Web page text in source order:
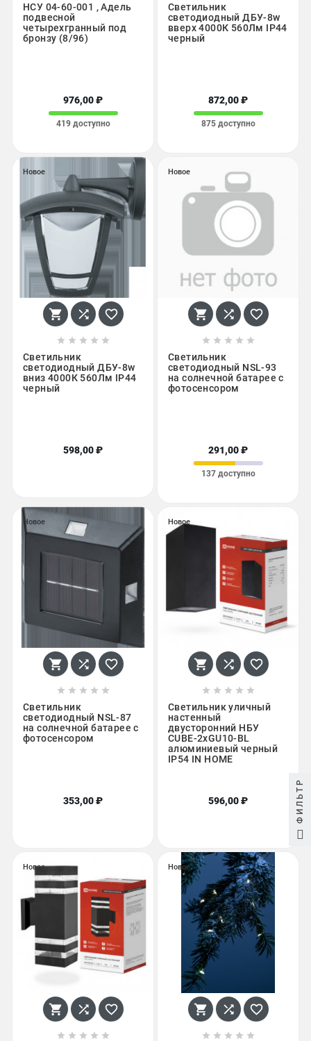
НСУ 04-60-001 , Адель
подвесной
четырехгранный под
бронзу (8/96)
976,00 ₽
419 доступно
Светильник
светодиодный ДБУ-8w
вверх 4000К 560Лм IP44
черный
872,00 ₽
875 доступно
Новое
  
    
Светильник
светодиодный ДБУ-8w
вниз 4000К 560Лм IP44
черный
598,00 ₽
Новое
  
    
Светильник
светодиодный NSL-93
на солнечной батарее с
фотосенсором
291,00 ₽
137 доступно
Новое
  
    
Светильник
светодиодный NSL-87
на солнечной батарее с
фотосенсором
353,00 ₽
Новое
  
    
Светильник уличный
настенный
двусторонний НБУ
CUBE-2хGU10-BL
алюминиевый черный
IP54 IN HOME
596,00 ₽
Новое
  
    
Новое
  
    
ФИЛЬТР